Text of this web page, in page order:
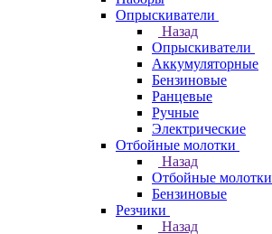
Опрыскиватели
Назад
Опрыскиватели
Аккумуляторные
Бензиновые
Ранцевые
Ручные
Электрические
Отбойные молотки
Назад
Отбойные молотки
Бензиновые
Резчики
Назад